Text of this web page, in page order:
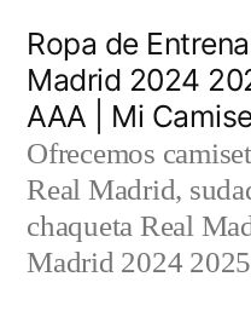
contenido
Ropa de
Madrid 2024
AAA | Mi
Ofrecemos
Real Madrid,
chaqueta Real
Madrid 2024